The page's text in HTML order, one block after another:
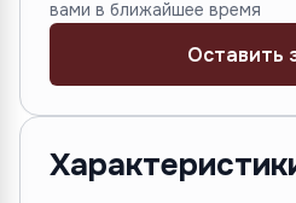
вами в ближайшее время
Оставить